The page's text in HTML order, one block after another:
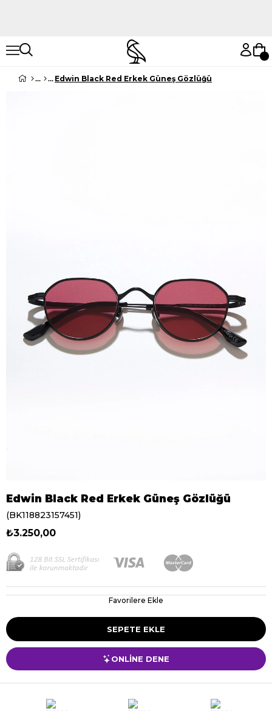
Edwin Black Red Erkek Güneş Gözlüğü
Edwin Black Red Erkek Güneş Gözlüğü
(BK118823157451)
₺3.250,00
Favorilere Ekle
ONLİNE DENE